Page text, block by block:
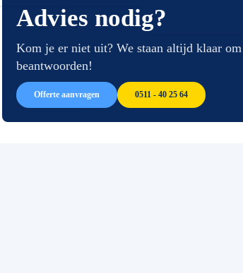
Advies nodig?
Kom je er niet uit? We staan altijd klaar
beantwoorden!
Offerte aanvragen 0511 - 40 25 64